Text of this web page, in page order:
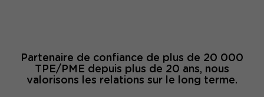
Partenaire de confiance de plus de 20 000
TPE/PME depuis plus de 20 ans, nous
valorisons les relations sur le long terme.